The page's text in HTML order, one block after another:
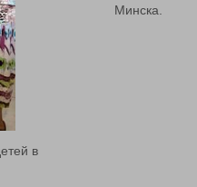
в
Минска.